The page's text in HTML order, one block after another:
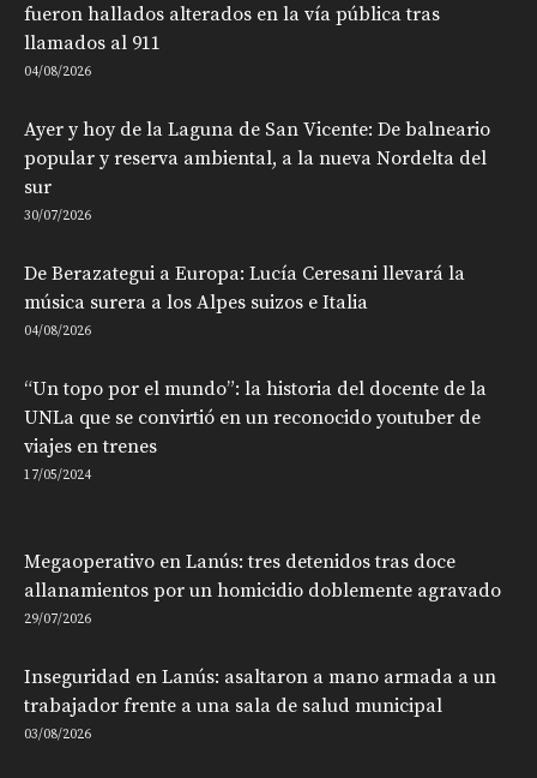
fueron hallados alterados en la vía pública tras
llamados al 911
04/08/2026
Ayer y hoy de la Laguna de San Vicente: De balneario
popular y reserva ambiental, a la nueva Nordelta del
sur
30/07/2026
De Berazategui a Europa: Lucía Ceresani llevará la
música surera a los Alpes suizos e Italia
04/08/2026
“Un topo por el mundo”: la historia del docente de la
UNLa que se convirtió en un reconocido youtuber de
viajes en trenes
17/05/2024
Megaoperativo en Lanús: tres detenidos tras doce
allanamientos por un homicidio doblemente agravado
29/07/2026
Inseguridad en Lanús: asaltaron a mano armada a un
trabajador frente a una sala de salud municipal
03/08/2026